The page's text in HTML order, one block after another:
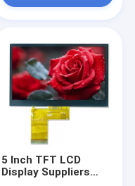
5 Inch TFT LCD
Display Suppliers